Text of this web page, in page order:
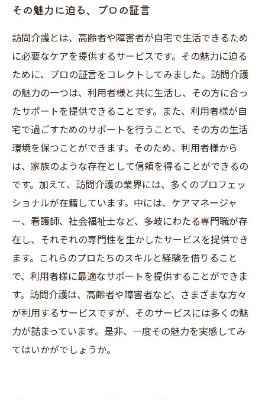
その魅力に迫る、プロの証言
訪問介護とは、高齢者や障害者が自宅で生活できるため
に必要なケアを提供するサービスです。その魅力に迫る
ために、プロの証言をコレクトしてみました。訪問介護
の魅力の一つは、利用者様と共に生活し、その方に合っ
たサポートを提供できることです。また、利用者様が自
宅で過ごすためのサポートを行うことで、その方の生活
環境を保つことができます。そのため、利用者様から
は、家族のような存在として信頼を得ることができるの
です。加えて、訪問介護の業界には、多くのプロフェッ
ショナルが在籍しています。中には、ケアマネージャ
ー、看護師、社会福祉士など、多岐にわたる専門職が存
在し、それぞれの専門性を生かしたサービスを提供でき
ます。これらのプロたちのスキルと経験を借りること
で、利用者様に最適なサポートを提供することができま
す。訪問介護は、高齢者や障害者など、さまざまな方々
が利用するサービスですが、そのサービスには多くの魅
力が詰まっています。是非、一度その魅力を実感してみ
てはいかがでしょうか。